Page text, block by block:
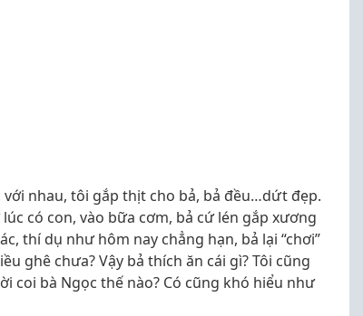
nhau, tôi gắp thịt cho bả, bả đều…dứt đẹp.
có con, vào bữa cơm, bả cứ lén gắp xương
thí dụ như hôm nay chẳng hạn, bả lại “chơi”
ghê chưa? Vậy bả thích ăn cái gì? Tôi cũng
coi bà Ngọc thế nào? Có cũng khó hiểu như